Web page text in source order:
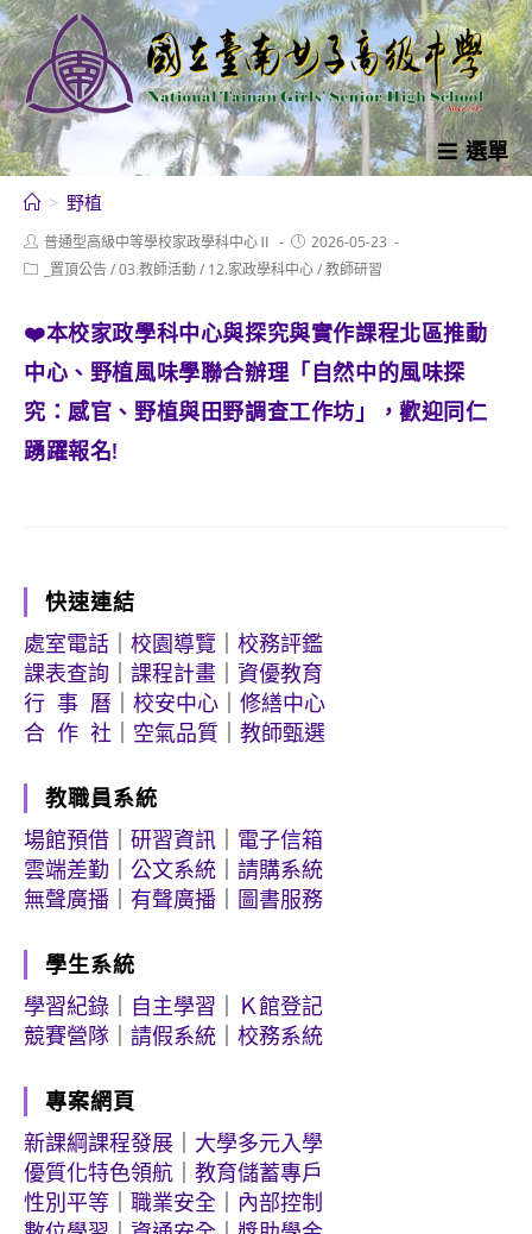
跳
轉
至
主
要
內
選單
> 野植
Post
author:
普通型高級中等學校家政學科中心Ⅱ
Post
published:
2026-05-23
Post _置頂公告/03.教師活動/ 12.家政學科中心/教師研習
❤️本校家政學科中心與探究與實作課程北區推動
中心、野植風味學聯合辦理「自然中的風味探
究：感官、野植與田野調查工作坊」，歡迎同仁
踴躍報名!
快速連結
處室電話
校園導覽
校務評鑑
課表查詢
課程計畫
資優教育
行 事 曆
校安中心
修繕中心
合 作 社
空氣品質 教師甄選
教職員系統
場館預借
研習資訊
電子信箱
雲端差勤
公文系統
請購系統
無聲廣播
有聲廣播 圖書服務
學生系統
學習紀錄
自主學習
Ｋ館登記
競賽營隊
請假系統 校務系統
專案網頁
新課綱課程發展
大學多元入學
優質化特色領航
教育儲蓄專戶
性別平等
職業安全
內部控制